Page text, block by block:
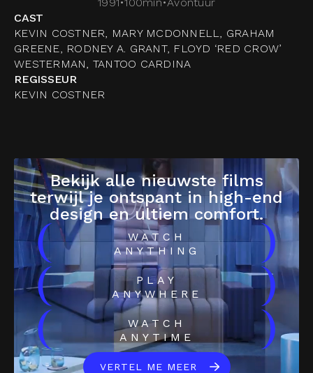
CAST
KEVIN COSTNER, MARY MCDONNELL, GRAHAM
GREENE, RODNEY A. GRANT, FLOYD ‘RED CROW’
WESTERMAN, TANTOO CARDINA
REGISSEUR
KEVIN COSTNER
Bekijk alle nieuwste films
terwijl je ontspant in high-end
design en ultiem comfort.
(
WATCH
ANYTHING
)
(
PLAY
ANYWHERE
)
(
WATCH
ANYTIME
)
VERTEL ME MEER